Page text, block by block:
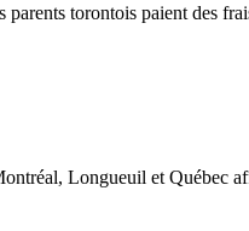
torontois paient des
Longueuil et Québec